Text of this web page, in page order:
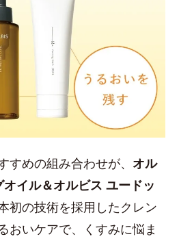
すめの組み合わせが、 オル
イル＆オルビス ユードッ
初の技術を採用したクレン
おいケアで、くすみに悩ま